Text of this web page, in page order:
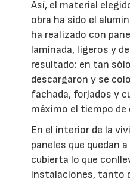
Así, el material
obra ha sido el
ha realizado con
laminada, ligeros y
resultado: en tan
descargaron y se
fachada, forjados y
máximo el tiempo de
En el interior de la
paneles que quedan
cubierta lo que
instalaciones, tanto